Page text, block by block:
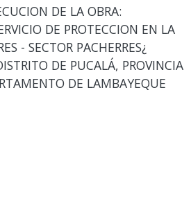
DE LA OBRA:
DE PROTECCION EN LA
- SECTOR PACHERRES¿
DE PUCALÁ, PROVINCIA
DE LAMBAYEQUE